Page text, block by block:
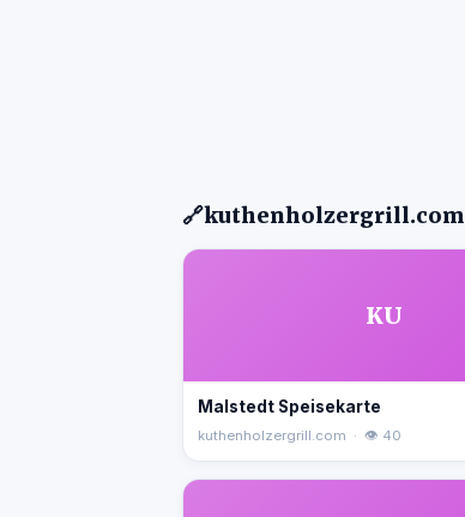
🔗kuthenholzergrill.com
KU
Malstedt Speisekarte
kuthenholzergrill.com · 👁 40